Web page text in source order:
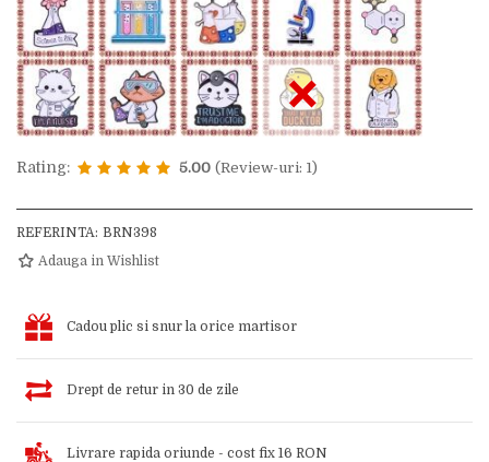
×
Rating: 5.00 (Review-uri: 1)
REFERINTA: BRN398
Adauga in Wishlist
Cadou plic si snur la orice martisor
Drept de retur in 30 de zile
Livrare rapida oriunde - cost fix 16 RON